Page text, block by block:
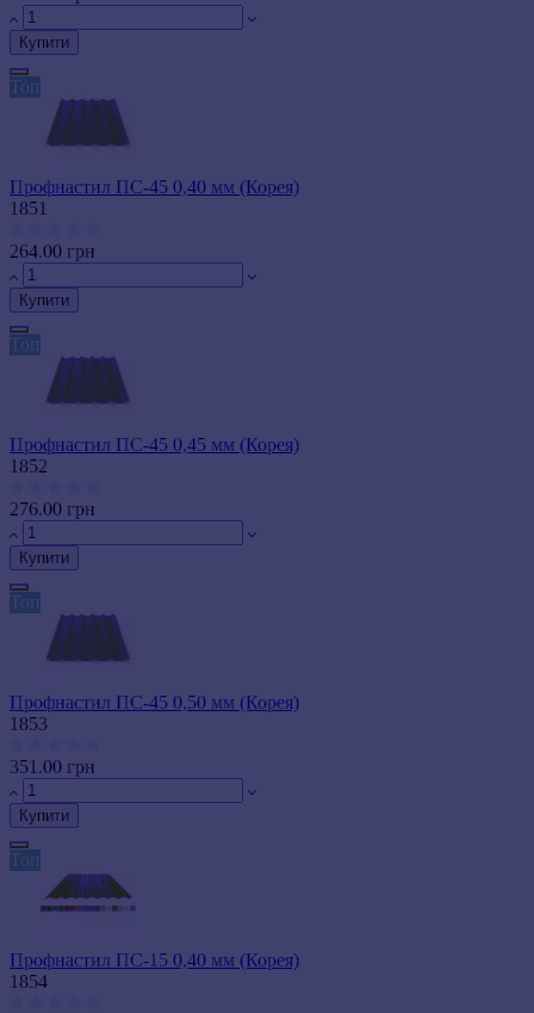
Купити
Топ
Профнастил ПС-45 0,40 мм (Корея)
1851
264.00 грн
Купити
Топ
Профнастил ПС-45 0,45 мм (Корея)
1852
276.00 грн
Купити
Топ
Профнастил ПС-45 0,50 мм (Корея)
1853
351.00 грн
Купити
Топ
Профнастил ПС-15 0,40 мм (Корея)
1854